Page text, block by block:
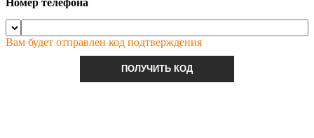
Номер телефона
Вам будет отправлен код подтверждения
ПОЛУЧИТЬ КОД